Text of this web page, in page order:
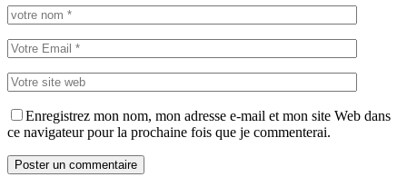
Enregistrez mon nom, mon adresse e-mail et mon site Web dans
ce navigateur pour la prochaine fois que je commenterai.